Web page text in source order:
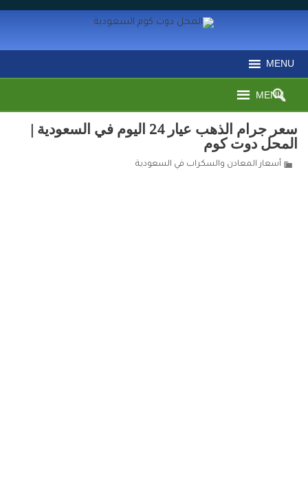
MENU
MENU
سعر جرام الذهب عيار 24 اليوم في السعودية |
المحل دوت كوم
أسعار المعادن والسكراب في السعودية